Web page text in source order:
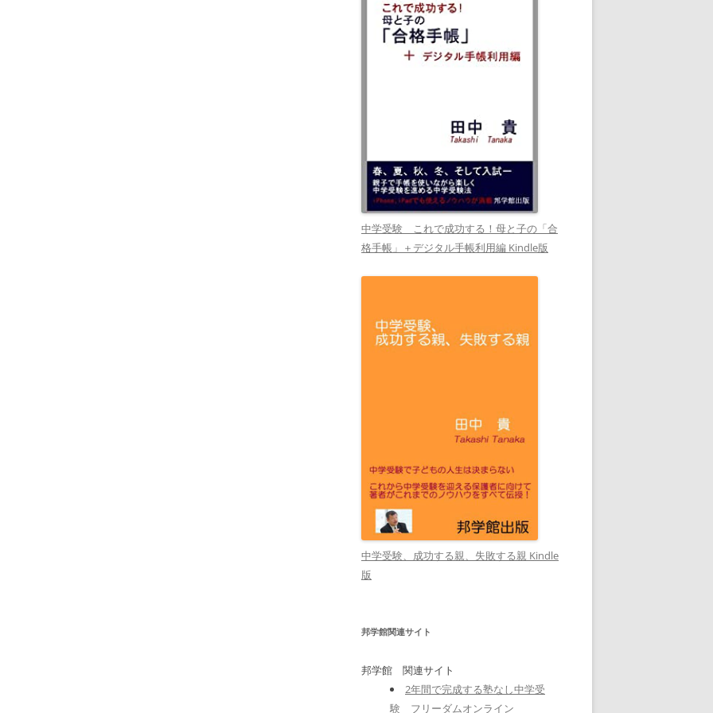
中学受験 これで成功する！母と子の「合
格手帳」＋デジタル手帳利用編 Kindle版
中学受験、成功する親、失敗する親 Kindle
版
邦学館関連サイト
邦学館 関連サイト
2年間で完成する塾なし中学受
験 フリーダムオンライン